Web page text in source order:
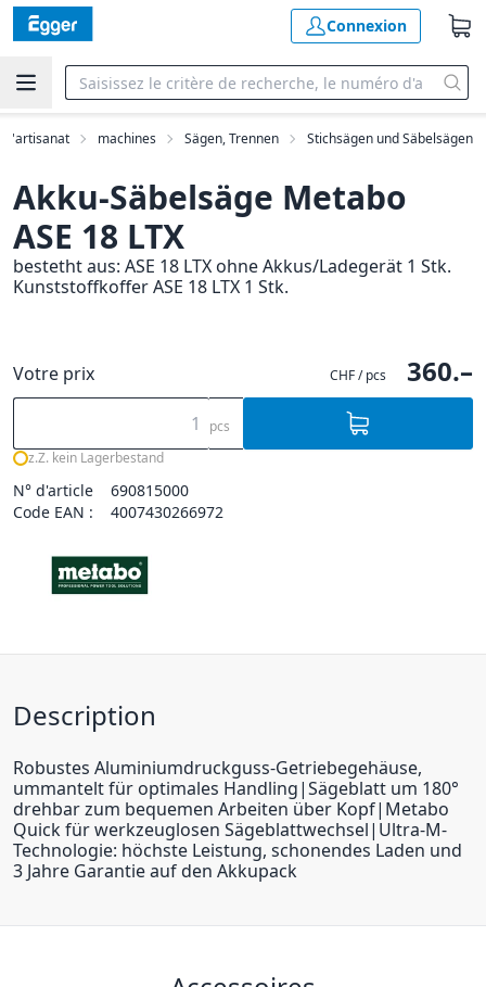
Connexion
d'artisanat machines Sägen, Trennen Stichsägen und Säbelsägen
Akku-Säbelsäge Metabo
ASE 18 LTX
bestetht aus: ASE 18 LTX ohne Akkus/Ladegerät 1 Stk.
Kunststoffkoffer ASE 18 LTX 1 Stk.
Votre prix CHF / pcs 360.–
pcs
z.Z. kein Lagerbestand
N° d'article
690815000
Code EAN :
4007430266972
Description
Robustes Aluminiumdruckguss-Getriebegehäuse,
ummantelt für optimales Handling|Sägeblatt um 180°
drehbar zum bequemen Arbeiten über Kopf|Metabo
Quick für werkzeuglosen Sägeblattwechsel|Ultra-M-
Technologie: höchste Leistung, schonendes Laden und
3 Jahre Garantie auf den Akkupack